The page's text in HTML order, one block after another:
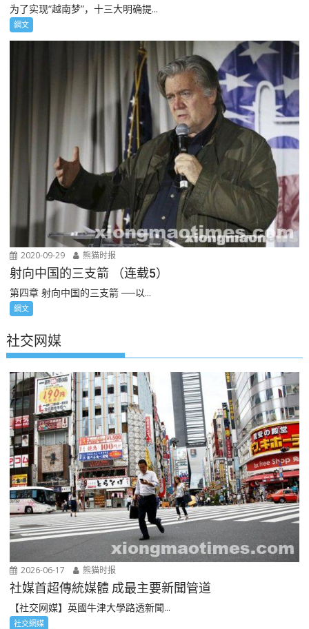
为了实现“越南梦”，十三大明确提...
網文
2020-09-29 熊猫时报
射向中国的三支箭 （连载5）
第四章 射向中国的三支箭 ──以...
網文
社交网媒
2026-06-17 熊猫时报
社媒首超傳統媒體 成最主要新聞管道
【社交网媒】英國牛津大學路透新聞...
社交網媒